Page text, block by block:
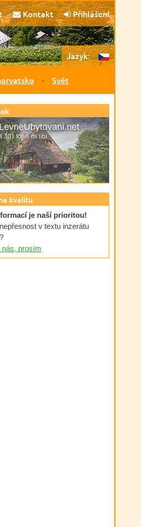
Kontakt Přihlášení
Jazyk:
Svět
301 to se mi líbí
kvalitu
je naší prioritou!
v textu inzerátu
nás, prosím